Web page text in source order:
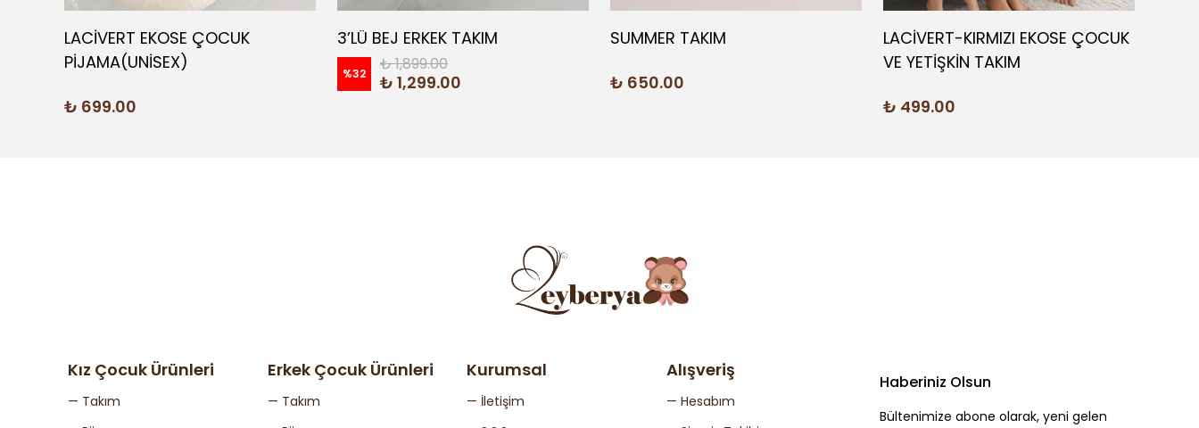
LACİVERT EKOSE ÇOCUK
PİJAMA(UNİSEX)
₺ 699.00
3’LÜ BEJ ERKEK TAKIM
%32 ₺ 1,899.00
₺ 1,299.00
SUMMER TAKIM
₺ 650.00
LACİVERT-KIRMIZI EKOSE ÇOCUK
VE YETİŞKİN TAKIM
₺ 499.00
Kız Çocuk Ürünleri
— Takım
Erkek Çocuk Ürünleri
— Takım
Kurumsal
— İletişim
Alışveriş
— Hesabım
Haberiniz Olsun
Bültenimize abone olarak, yeni gelen